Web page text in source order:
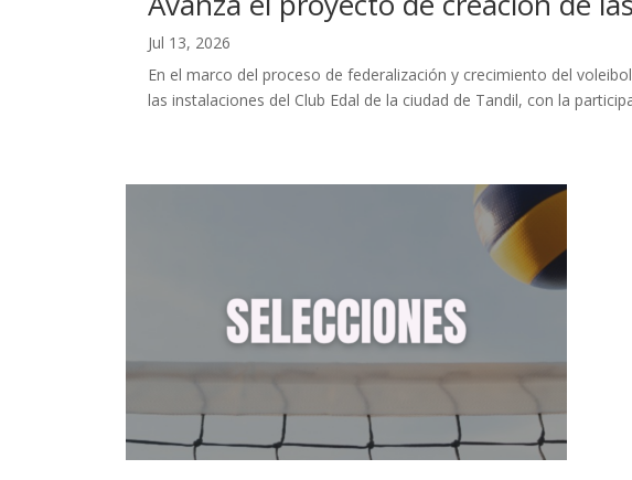
Jul 13, 2026
En el marco del proceso de federalización y crecimiento del
las instalaciones del Club Edal de la ciudad de Tandil, con la